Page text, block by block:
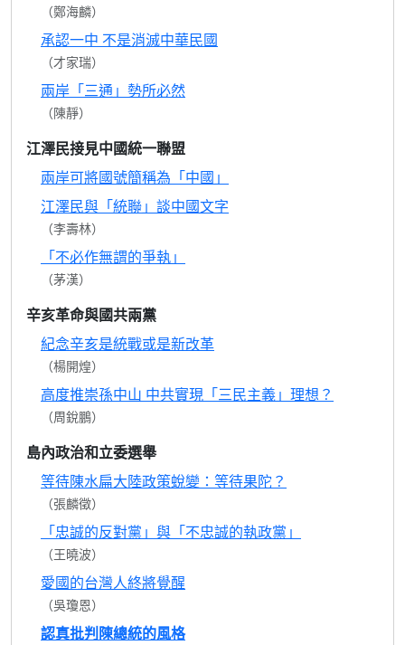
（鄭海麟）
承認一中 不是消滅中華民國
（才家瑞）
兩岸「三通」勢所必然
（陳靜）
江澤民接見中國統一聯盟
兩岸可將國號簡稱為「中國」
江澤民與「統聯」談中國文字
（李壽林）
「不必作無謂的爭執」
（茅漢）
辛亥革命與國共兩黨
紀念辛亥是統戰或是新改革
（楊開煌）
高度推崇孫中山 中共實現「三民主義」理想？
（周銳鵬）
島內政治和立委選舉
等待陳水扁大陸政策蛻變：等待果陀？
（張麟徵）
「忠誠的反對黨」與「不忠誠的執政黨」
（王曉波）
愛國的台灣人終將覺醒
（吳瓊恩）
認真批判陳總統的風格